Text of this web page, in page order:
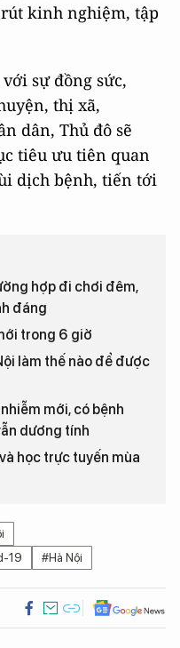
kinh nghiệm, tập
sự đồng sức,
thị xã,
dân, Thủ đô sẽ
tiêu ưu tiên quan
dịch bệnh, tiến tới
hợp đi chơi đêm,
đáng
trong 6 giờ
làm thế nào để được
mới, có bệnh
dương tính
học trực tuyến mùa
19
#Hà Nội